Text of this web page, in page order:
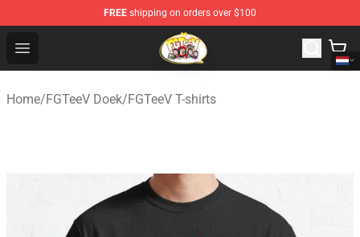
FREE shipping on orders over $100
Open menu
FGTeeV Store - Official FGTeeV Merchandise Shop
Home/FGTeeV Doek/FGTeeV T-shirts